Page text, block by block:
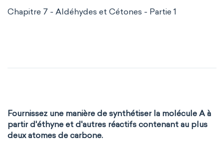
Chapitre 7 - Aldéhydes et Cétones - Partie 1
Fournissez une manière de synthétiser la molécule A à
partir d'éthyne et d'autres réactifs contenant au plus
deux atomes de carbone.